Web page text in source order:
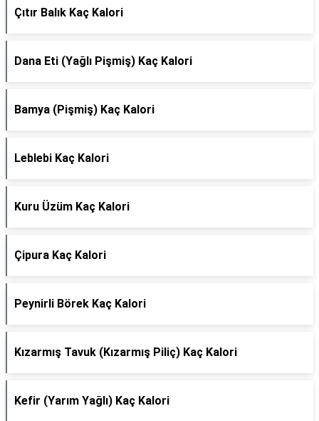
Çıtır Balık Kaç Kalori
Dana Eti (Yağlı Pişmiş) Kaç Kalori
Bamya (Pişmiş) Kaç Kalori
Leblebi Kaç Kalori
Kuru Üzüm Kaç Kalori
Çipura Kaç Kalori
Peynirli Börek Kaç Kalori
Kızarmış Tavuk (Kızarmış Piliç) Kaç Kalori
Kefir (Yarım Yağlı) Kaç Kalori